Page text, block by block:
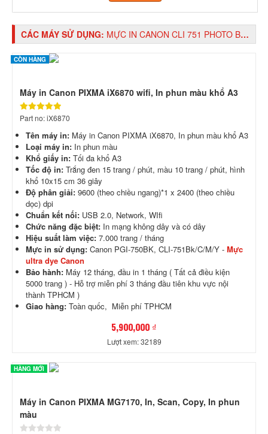
CÁC MÁY SỬ DỤNG: MỰC IN CANON CLI 751 PHOTO BLACK INK TANK
CÒN HÀNG
Máy in Canon PIXMA iX6870 wifi, In phun màu khổ A3
Part no: iX6870
Tên máy in: Máy in Canon PIXMA iX6870, In phun màu khổ A3
Loại máy in: In phun màu
Khổ giấy in: Tối đa khổ A3
Tốc độ in: Trắng đen 15 trang / phút, màu 10 trang / phút, hình
khổ 10x15 cm 36 giây
Độ phân giải: 9600 (theo chiều ngang)*1 x 2400 (theo chiều
dọc) dpi
Chuẩn kết nối: USB 2.0, Network, WIfi
Chức năng đặc biệt: In mạng không dây và có dây
Hiệu suất làm việc: 7.000 trang / tháng
Mực in sử dụng: Canon PGI-750BK, CLI-751Bk/C/M/Y - Mực
ultra dye Canon
Bảo hành: Máy 12 tháng, đầu in 1 tháng ( Tất cả điều kiện
5000 trang ) - Hỗ trợ miễn phí 3 tháng đầu tiên khu vực nội
thành TPHCM )
Giao hàng: Toàn quốc, Miễn phí TPHCM
5,900,000 ₫
Lượt xem: 32189
HÀNG MỚI
Máy in Canon PIXMA MG7170, In, Scan, Copy, In phun
màu